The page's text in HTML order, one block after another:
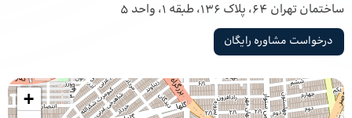
ساختمان تهران 64، پلاک 136، طبقه 1، واحد 5
درخواست مشاوره رایگان
+